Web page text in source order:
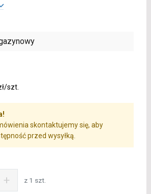
szt.
skontaktujemy się, aby
przed wysyłką.
+ z 1 szt.